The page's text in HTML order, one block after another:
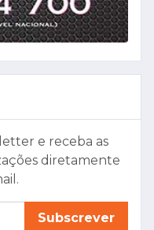
e receba as
diretamente
Subscrever